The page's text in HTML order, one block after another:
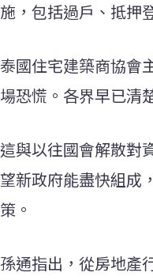
施，包括過戶、抵押
泰國住宅建築商協會
場恐慌。各界早已清
這與以往國會解散對
望新政府能盡快組成
策。
孫通指出，從房地產